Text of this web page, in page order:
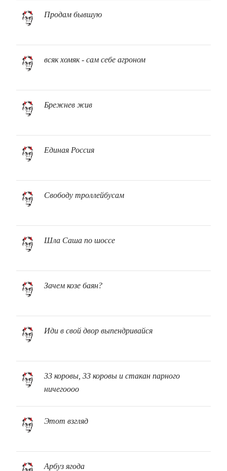
Продам бывшую
всяк хомяк - сам себе агроном
Брежнев жив
Единая Россия
Свободу троллейбусам
Шла Саша по шоссе
Зачем козе баян?
Иди в свой двор выпендривайся
33 коровы, 33 коровы и стакан парного
ничегоооо
Этот взгляд
Арбуз ягода